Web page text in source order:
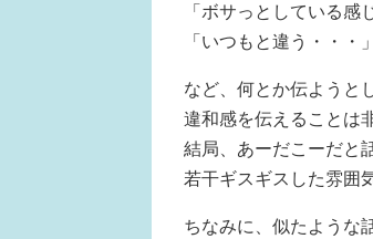
「ボサっとしている感
「いつもと違う・・・」
など、何とか伝ようと
違和感を伝えることは
結局、あーだこーだと
若干ギスギスした雰囲
ちなみに、似たような